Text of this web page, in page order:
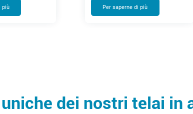
più Per saperne di più
dei nostri telai in